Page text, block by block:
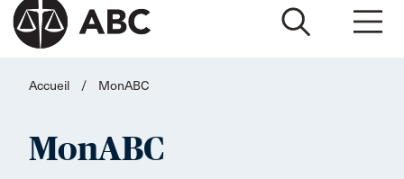
Accueil / MonABC
MonABC